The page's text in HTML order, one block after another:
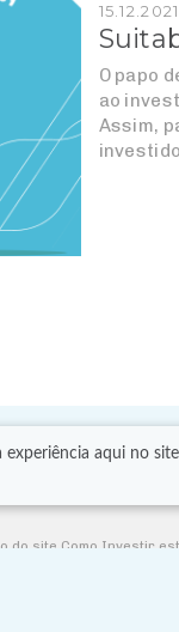
experiência aqui no
15.12.2021
O papo
ao
Assim,
do site Como Investir